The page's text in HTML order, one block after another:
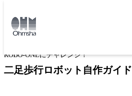
トップ
ROBO-ONEにチャレンジ！
二足歩行ロボット自作ガイド